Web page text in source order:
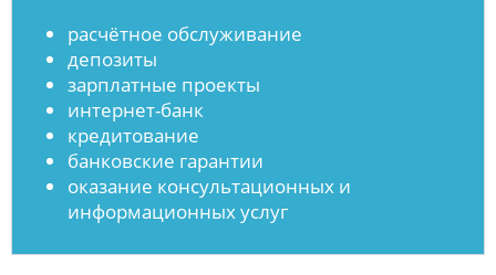
расчётное обслуживание
депозиты
зарплатные проекты
интернет-банк
кредитование
банковские гарантии
оказание консультационных и
информационных услуг